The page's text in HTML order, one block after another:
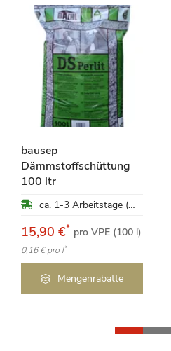
bausep
Dämmstoffschüttung
100 ltr
ca. 1-3 Arbeitstage (Mo-Fr)
15,90 €* pro VPE (100 l)
0,16 €pro l*
Mengenrabatte